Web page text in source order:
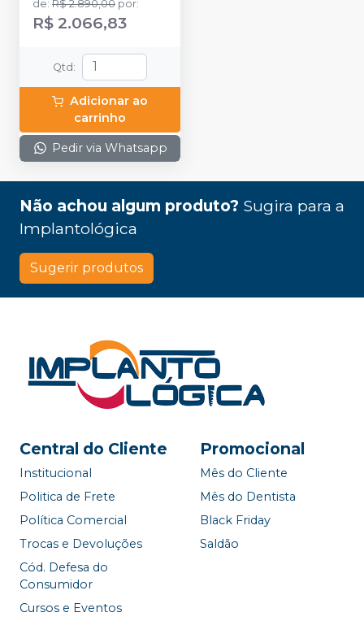
Contra-ângulo M2 + 1
Mochila para notebook +
Óleo Lubrificante
de: R$ 2.890,00 por:
R$ 2.066,83
Qtd :
Adicionar ao
carrinho
Pedir via Whatsapp
Não achou algum produto? Sugira para a
Implantológica
Sugerir produtos
Central do Cliente
Institucional
Politica de Frete
Política Comercial
Trocas e Devoluções
Cód. Defesa do
Consumidor
Cursos e Eventos
Promocional
Mês do Cliente
Mês do Dentista
Black Friday
Saldão